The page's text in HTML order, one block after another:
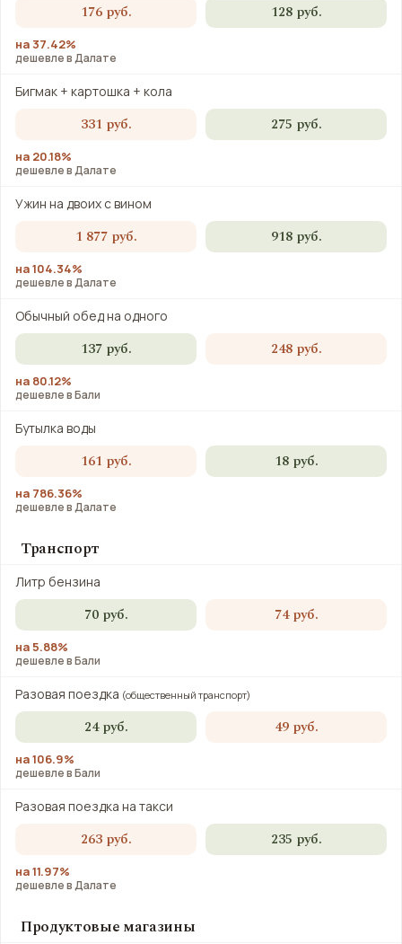
176 руб. 128 руб.
на 37.42%
дешевле в Далате
Бигмак + картошка + кола
331 руб. 275 руб.
на 20.18%
дешевле в Далате
Ужин на двоих с вином
1 877 руб. 918 руб.
на 104.34%
дешевле в Далате
Обычный обед на одного
137 руб. 248 руб.
на 80.12%
дешевле в Бали
Бутылка воды
161 руб. 18 руб.
на 786.36%
дешевле в Далате
Транспорт
Литр бензина
70 руб. 74 руб.
на 5.88%
дешевле в Бали
Разовая поездка (общественный транспорт)
24 руб. 49 руб.
на 106.9%
дешевле в Бали
Разовая поездка на такси
263 руб. 235 руб.
на 11.97%
дешевле в Далате
Продуктовые магазины